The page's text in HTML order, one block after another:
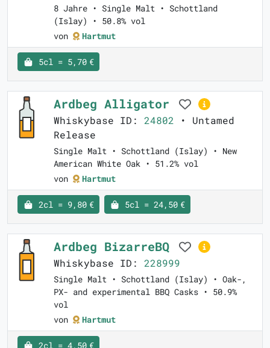
8 Jahre • Single Malt • Schottland
(Islay) • 50.8% vol
von
Hartmut
5cl = 5,70 €
Ardbeg Alligator
Whiskybase ID: 24802 • Untamed
Release
Single Malt • Schottland (Islay) • New
American White Oak • 51.2% vol
von
Hartmut
2cl = 9,80 € 5cl = 24,50 €
Ardbeg BizarreBQ
Whiskybase ID: 228999
Single Malt • Schottland (Islay) • Oak-,
PX- and experimental BBQ Casks • 50.9%
vol
von
Hartmut
2cl = 4,50 €